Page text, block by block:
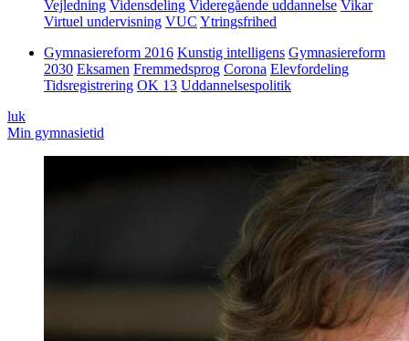
Vejledning Vidensdeling Videregående uddannelse Vikar
Virtuel undervisning VUC Ytringsfrihed
Gymnasiereform 2016 Kunstig intelligens Gymnasiereform
2030 Eksamen Fremmedsprog Corona Elevfordeling
Tidsregistrering OK 13 Uddannelsespolitik
luk
Min gymnasietid